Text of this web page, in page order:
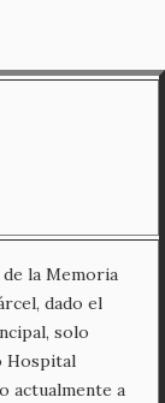
la Memoria
dado el
solo
Hospital
actualmente a